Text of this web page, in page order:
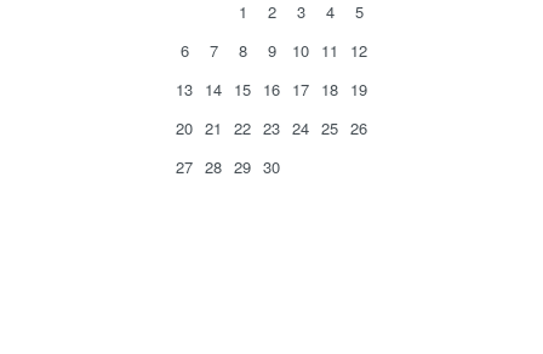
1
2 3 4
5
6
7 8 9 10 11
12
13 14 15 16 17 18 19
20 21 22 23 24 25 26
27 28 29 30